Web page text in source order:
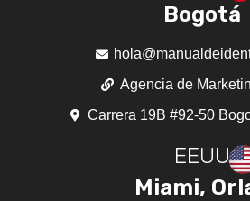
Bogotá
Agencia de
Carrera 19B #92-50
EEUU
Miami,